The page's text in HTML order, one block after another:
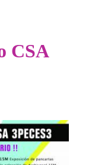
CSA